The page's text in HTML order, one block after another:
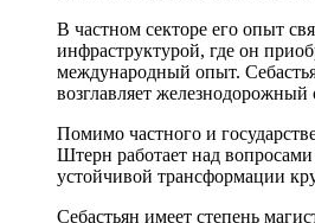
В частном секторе его опыт
инфраструктурой, где он
международный опыт.
возглавляет железнодорожный
Помимо частного и
Штерн работает над
устойчивой трансформации
Себастьян имеет степень